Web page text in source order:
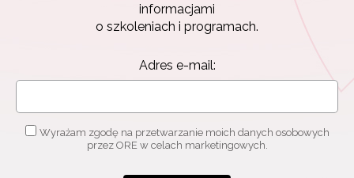
informacjami
o szkoleniach i programach.
Adres e-mail:
Wyrażam zgodę na przetwarzanie moich danych osobowych
przez ORE w celach marketingowych.
Wyrażam zgodę na przetwarzanie moich danych
osobowych przez ORE w celach marketingowych.